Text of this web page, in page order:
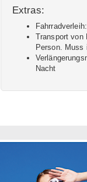
Extras:
Transport von
Person. Muss
Nacht